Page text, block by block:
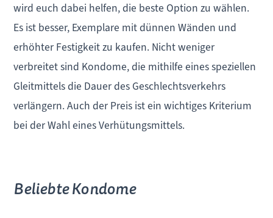
wird euch dabei helfen, die beste Option zu wählen.
Es ist besser, Exemplare mit dünnen Wänden und
erhöhter Festigkeit zu kaufen. Nicht weniger
verbreitet sind Kondome, die mithilfe eines speziellen
Gleitmittels die Dauer des Geschlechtsverkehrs
verlängern. Auch der Preis ist ein wichtiges Kriterium
bei der Wahl eines Verhütungsmittels.
Beliebte Kondome